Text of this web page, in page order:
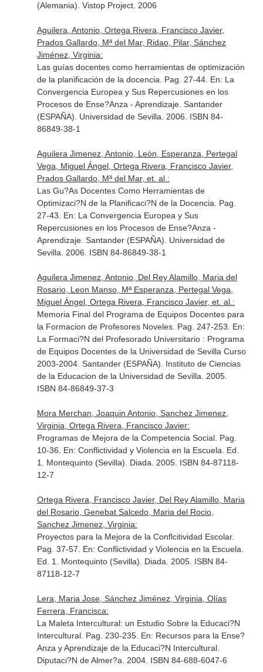
(Alemania). Vistop Project. 2006
Aguilera, Antonio, Ortega Rivera, Francisco Javier,
Prados Gallardo, Mª del Mar, Ridao, Pilar, Sánchez
Jiménez, Virginia:
Las guías docentes como herramientas de optimización
de la planificación de la docencia. Pag. 27-44. En: La
Convergencia Europea y Sus Repercusiones en los
Procesos de Ense?Anza - Aprendizaje. Santander
(ESPAÑA). Universidad de Sevilla. 2006. ISBN 84-
86849-38-1
Aguilera Jimenez, Antonio, León, Esperanza, Pertegal
Vega, Miguel Ángel, Ortega Rivera, Francisco Javier,
Prados Gallardo, Mª del Mar, et. al.:
Las Gu?As Docentes Como Herramientas de
Optimizaci?N de la Planificaci?N de la Docencia. Pag.
27-43. En: La Convergencia Europea y Sus
Repercusiones en los Procesos de Ense?Anza -
Aprendizaje. Santander (ESPAÑA). Universidad de
Sevilla. 2006. ISBN 84-86849-38-1
Aguilera Jimenez, Antonio, Del Rey Alamillo, Maria del
Rosario, Leon Manso, Mª Esperanza, Pertegal Vega,
Miguel Ángel, Ortega Rivera, Francisco Javier, et. al.:
Memoria Final del Programa de Equipos Docentes para
la Formacion de Profesores Noveles. Pag. 247-253. En:
La Formaci?N del Profesorado Universitario : Programa
de Equipos Docentes de la Universidad de Sevilla Curso
2003-2004. Santander (ESPAÑA). Instituto de Ciencias
de la Educacion de la Universidad de Sevilla. 2005.
ISBN 84-86849-37-3
Mora Merchan, Joaquin Antonio, Sanchez Jimenez,
Virginia, Ortega Rivera, Francisco Javier:
Programas de Mejora de la Competencia Social. Pag.
10-36. En: Conflictividad y Violencia en la Escuela . Ed.
1. Montequinto (Sevilla). Diada. 2005. ISBN 84-87118-
12-7
Ortega Rivera, Francisco Javier, Del Rey Alamillo, Maria
del Rosario, Genebat Salcedo, Maria del Rocio,
Sanchez Jimenez, Virginia:
Proyectos para la Mejora de la Conflcitividad Escolar.
Pag. 37-57. En: Conflictividad y Violencia en la Escuela
Ed. 1. Montequinto (Sevilla). Diada. 2005. ISBN 84-
87118-12-7
Lera, Maria Jose, Sánchez Jiménez, Virginia, Olías
Ferrera, Francisca:
La Maleta Intercultural: un Estudio Sobre la Educaci?N
Intercultural. Pag. 230-235. En: Recursos para la Ense?
Anza y Aprendizaje de la Educaci?N Intercultural.
Diputaci?N de Almer?a. 2004. ISBN 84-688-6047-6